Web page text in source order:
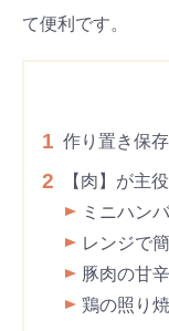
て便利です。
1 作り置き保
2
【肉】が主
ミニハン
レンジで
豚肉の甘
鶏の照り